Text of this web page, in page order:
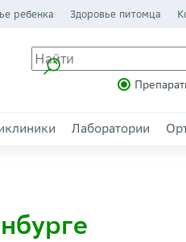
ребенка Здоровье питомца
Лаборатории